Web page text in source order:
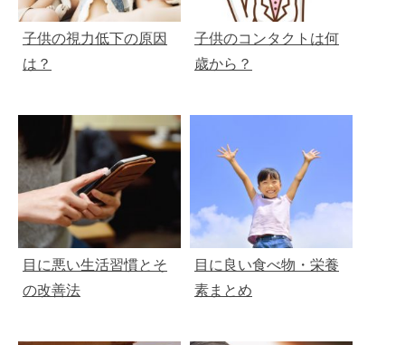
子供の視力低下の原因
は？
子供のコンタクトは何
歳から？
目に悪い生活習慣とそ
の改善法
目に良い食べ物・栄養
素まとめ